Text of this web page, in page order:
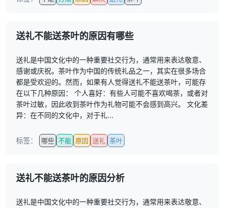
送礼不能送茶叶的原因有哪些
送礼是中国文化中的一种重要社交行为，通常用来表达敬意、
感谢或庆祝。茶叶作为中国的传统礼品之一，其实在很多场合
都是受欢迎的。然而，如果有人觉得送礼不能送茶叶，可能存
在以下几种原因： 个人喜好：有些人可能不喜欢喝茶，或者对
茶叶过敏，因此收到茶叶作为礼物可能不会感到高兴。 文化差
异：在不同的文化中，对于礼...
标签： 哪些 不能 原因 送礼 茶叶
送礼不能送茶叶的原因分析
送礼是中国文化中的一种重要社交行为，通常用来表达敬意、